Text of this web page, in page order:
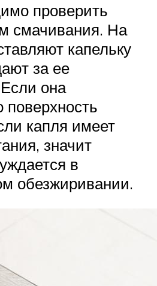
проверить
смачивания. На
капельку
за ее
она
поверхность
капля имеет
значит
в
обезжиривании.